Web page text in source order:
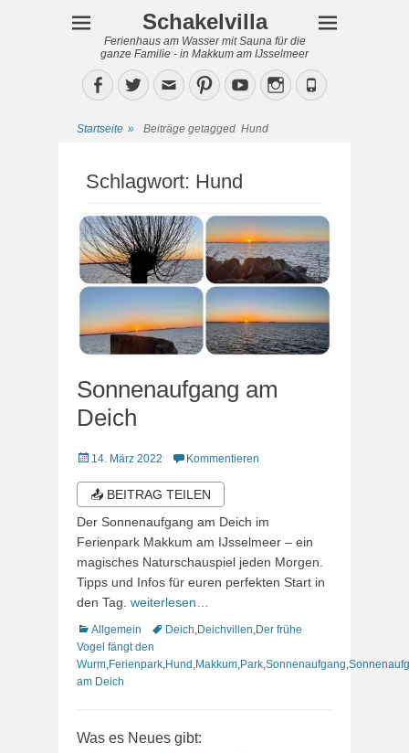
Schakelvilla
Ferienhaus am Wasser mit Sauna für die
ganze Familie - in Makkum am IJsselmeer
Facebook
TwitterEmailPinterestYouTubeInstagram
Phone
Startseite » Beiträge getagged Hund
Schlagwort: Hund
Sonnenaufgang am
Deich
Veröffentlicht
14. März 2022 Kommentieren
📤 BEITRAG TEILEN
Der Sonnenaufgang am Deich im
Ferienpark Makkum am IJsselmeer – ein
magisches Naturschauspiel jeden Morgen.
Tipps und Infos für euren perfekten Start in
den Tag. weiterlesen…
Kategorien
Allgemein Schlagworte
Deich Deichvillen Der frühe
Vogel fängt den
Wurm Ferienpark Hund Makkum Park Sonnenaufgang
am Deich
Was es Neues gibt: